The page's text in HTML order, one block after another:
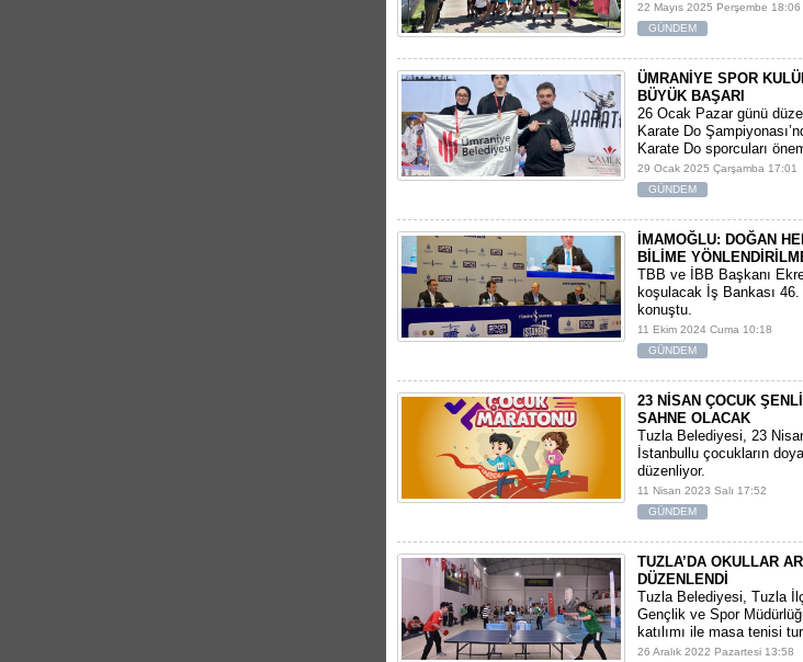
22 Mayıs 2025 Perşembe 18:06
GÜNDEM
ÜMRANİYE SPOR
BÜYÜK BAŞARI
26 Ocak Pazar günü
Karate Do
Karate Do sporcuları
29 Ocak 2025 Çarşamba 17:01
GÜNDEM
İMAMOĞLU: DOĞAN
BİLİME
TBB ve İBB Başkanı
koşulacak İş Bankası 46.
konuştu.
11 Ekim 2024 Cuma 10:18
GÜNDEM
23 NİSAN ÇOCUK
SAHNE OLACAK
Tuzla Belediyesi, 23
İstanbullu çocukların
düzenliyor.
11 Nisan 2023 Salı 17:52
GÜNDEM
TUZLA’DA OKULLAR
DÜZENLENDİ
Tuzla Belediyesi, Tuzla
Gençlik ve Spor
katılımı ile masa tenisi
26 Aralık 2022 Pazartesi 13:58